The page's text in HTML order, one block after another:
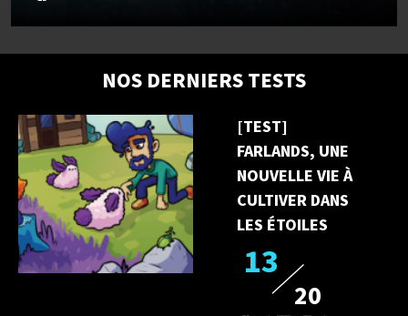
NOS DERNIERS TESTS
[TEST]
FARLANDS, UNE
NOUVELLE VIE À
CULTIVER DANS
LES ÉTOILES
13
20